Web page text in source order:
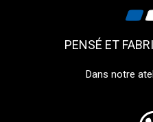
PENSÉ ET
Dans notre